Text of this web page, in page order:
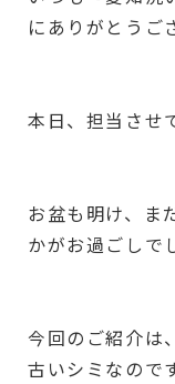
にありがとうご
本日、担当させ
お盆も明け、ま
かがお過ごしで
今回のご紹介は
古いシミなので